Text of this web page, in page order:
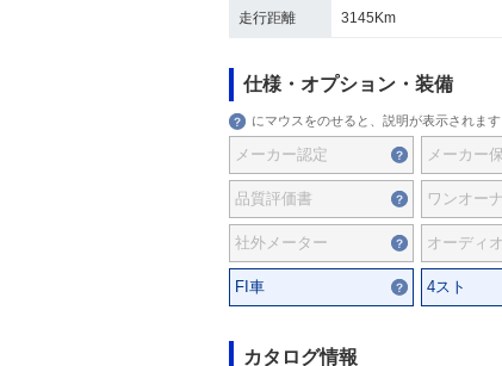
走行距離 3145Km
仕様・オプション・装備
にマウスをのせると、説明が表示されます
メーカー認定 メーカー
品質評価書 ワンオー
社外メーター オーディオ
FI車 4スト
カタログ情報